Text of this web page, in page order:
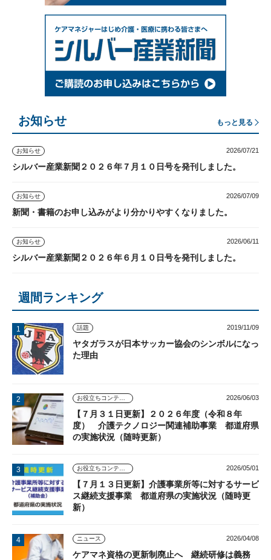
お知らせ もっと見る
お知らせ 2026/07/21
シルバー産業新聞２０２６年７月１０日号を発刊しました。
お知らせ 2026/07/09
新聞・書籍のお申し込みがより分かりやすくなりました。
お知らせ 2026/06/11
シルバー産業新聞２０２６年６月１０日号を発刊しました。
週間ランキング
話題 2019/11/09
ヤタガラスが日本サッカー協会のシンボルになっ
た理由
2026/06/03
【７月３１日更新】２０２６年度（令和８年
度） 介護テクノロジー関連補助事業 都道府県
の実施状況（随時更新）
2026/05/01
【７月１３日更新】介護事業所等に対するサービ
ス継続支援事業 都道府県の実施状況（随時更
新）
ニュース 2026/04/08
ケアマネ資格の更新制廃止へ 継続研修は義務